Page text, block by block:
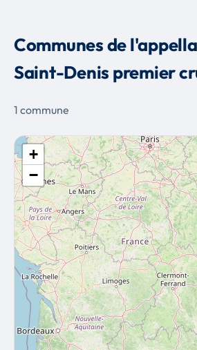
Communes de
Saint-Denis premier
1 commune
+
−